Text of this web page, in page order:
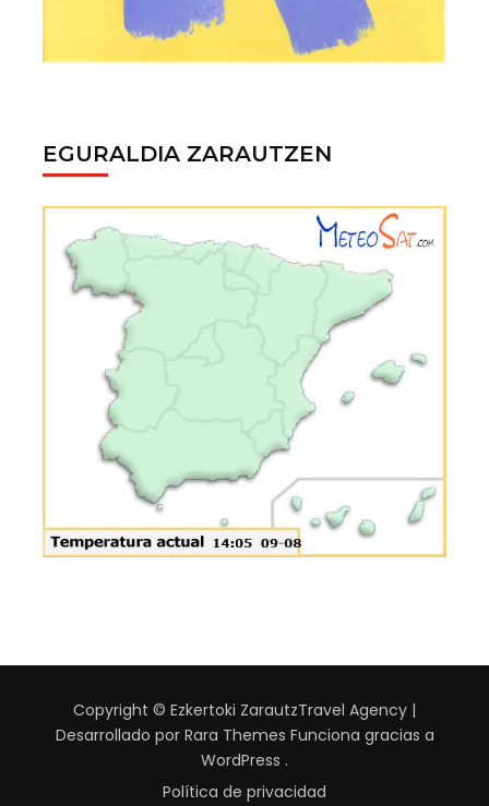
EGURALDIA ZARAUTZEN
Copyright © Ezkertoki ZarautzTravel Agency |
Desarrollado por Rara Themes Funciona gracias a
WordPress .
Política de privacidad